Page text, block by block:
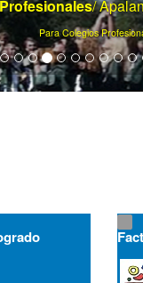
. el mayor portal de
Ya son más de 75000 artículos